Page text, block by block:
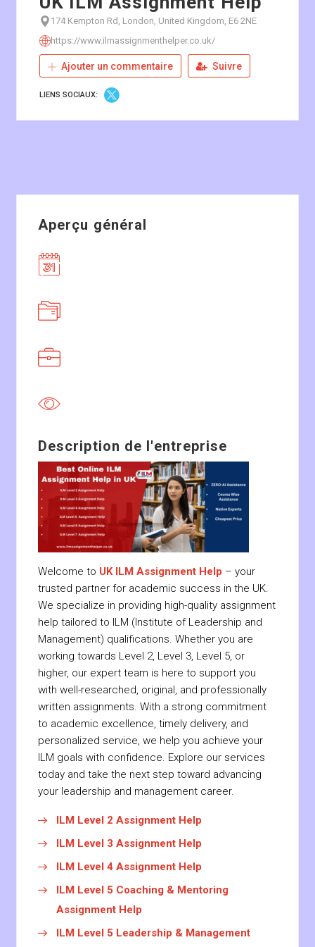
174 Kempton Rd, London, United Kingdom, E6 2NE
https://www.ilmassignmenthelper.co.uk/
Ajouter un commentaire Suivre
LIENS SOCIAUX:
Aperçu général
Description de l'entreprise
Welcome to UK ILM Assignment Help – your
trusted partner for academic success in the UK.
We specialize in providing high-quality assignment
help tailored to ILM (Institute of Leadership and
Management) qualifications. Whether you are
working towards Level 2, Level 3, Level 5, or
higher, our expert team is here to support you
with well-researched, original, and professionally
written assignments. With a strong commitment
to academic excellence, timely delivery, and
personalized service, we help you achieve your
ILM goals with confidence. Explore our services
today and take the next step toward advancing
your leadership and management career.
ILM Level 2 Assignment Help
ILM Level 3 Assignment Help
ILM Level 4 Assignment Help
ILM Level 5 Coaching & Mentoring
Assignment Help
ILM Level 5 Leadership & Management